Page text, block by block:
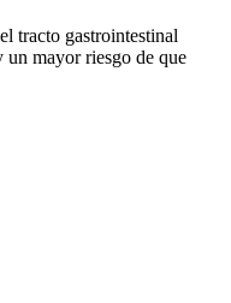
tracto gastrointestinal
un mayor riesgo de que